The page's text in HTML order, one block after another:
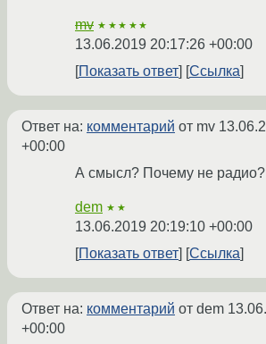
mv ★★★★★
13.06.2019 20:17:26 +00:00
Показать ответ
Ссылка
Ответ на: комментарий от mv
+00:00
А смысл? Почему не радио?
dem ★★
13.06.2019 20:19:10 +00:00
Показать ответ
Ссылка
Ответ на: комментарий от dem
+00:00